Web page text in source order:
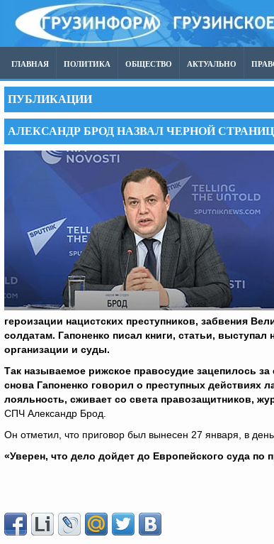
ГЛАВНАЯ ПОЛИТИКА ОБЩЕСТВО АКТУАЛЬНО
ПУБЛИКАЦИИ
АЛЕКСАНДР БРОД НАЗВАЛ ЧЕРНОЙ
героизации нацистских преступников, забвения
солдатам. Гапоненко писал книги, статьи,
организации и суды.
Так называемое рижское правосудие зацепилось
снова Гапоненко говорил о преступных действиях
лояльность, сживает со света правозащитников,
СПЧ Александр Брод.
Он отметил, что приговор был вынесен 27 января, в
«Уверен, что дело дойдет до Европейского суда по